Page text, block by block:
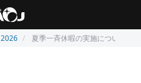
2026 夏季一斉休暇の実施について